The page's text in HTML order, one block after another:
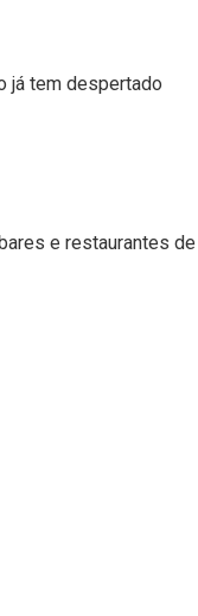
já tem despertado
e restaurantes de